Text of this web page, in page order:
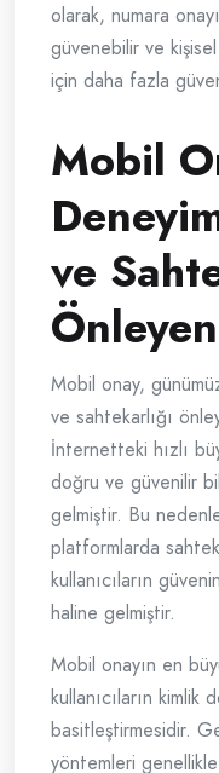
olarak, numara
güvenebilir ve
için daha fazla
Mobil
ve
Mobil onay,
ve sahtekarlığı
İnternetteki hızlı
doğru ve güvenilir
gelmiştir. Bu
platformlarda
kullanıcıların
haline gelmiştir.
Mobil onayın en
kullanıcıların kimlik
basitleştirmesidir.
yöntemleri